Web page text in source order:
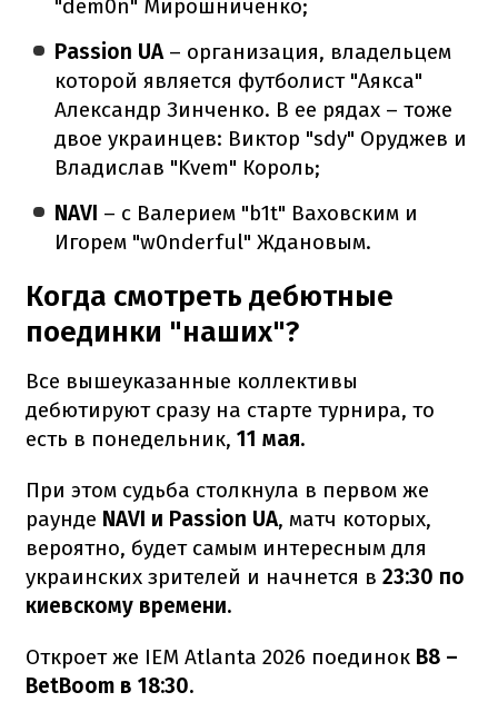
"dem0n" Мирошниченко;
Passion UA – организация, владельцем
которой является футболист "Аякса"
Александр Зинченко. В ее рядах – тоже
двое украинцев: Виктор "sdy" Оруджев и
Владислав "Kvem" Король;
NAVI – с Валерием "b1t" Ваховским и
Игорем "w0nderful" Ждановым.
Когда смотреть дебютные
поединки "наших"?
Все вышеуказанные коллективы
дебютируют сразу на старте турнира, то
есть в понедельник, 11 мая.
При этом судьба столкнула в первом же
раунде NAVI и Passion UA, матч которых,
вероятно, будет самым интересным для
украинских зрителей и начнется в 23:30 по
киевскому времени.
Откроет же IEM Atlanta 2026 поединок B8 –
BetBoom в 18:30.